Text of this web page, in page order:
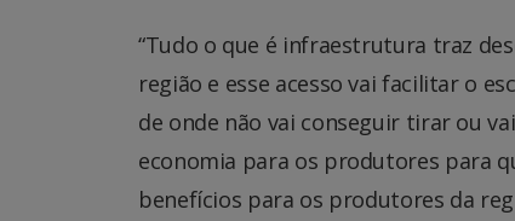
“Tudo o que é infraestrutura traz
região e esse acesso vai facilitar o
de onde não vai conseguir tirar ou
economia para os produtores para
benefícios para os produtores da